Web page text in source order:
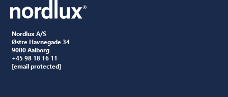
Nordlux A/S
Østre Havnegade 34
9000 Aalborg
+45 98 18 16 11
[email protected]